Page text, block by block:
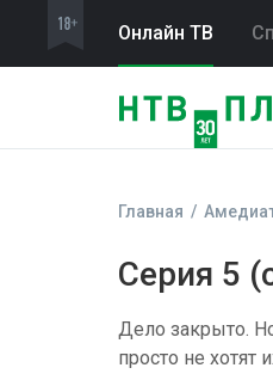
Онлайн ТВ
Главная
Серия 5
Дело закрыто.
просто не